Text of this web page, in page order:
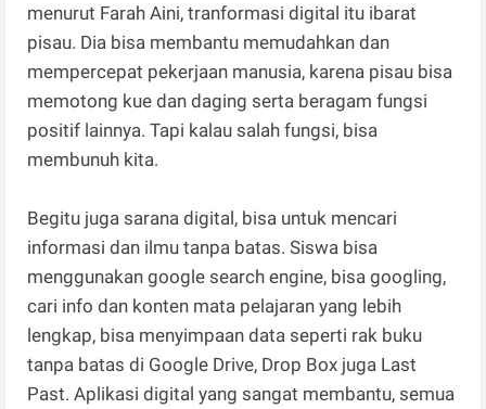
menurut Farah Aini, tranformasi digital itu ibarat
pisau. Dia bisa membantu memudahkan dan
mempercepat pekerjaan manusia, karena pisau bisa
memotong kue dan daging serta beragam fungsi
positif lainnya. Tapi kalau salah fungsi, bisa
membunuh kita.
Begitu juga sarana digital, bisa untuk mencari
informasi dan ilmu tanpa batas. Siswa bisa
menggunakan google search engine, bisa googling,
cari info dan konten mata pelajaran yang lebih
lengkap, bisa menyimpaan data seperti rak buku
tanpa batas di Google Drive, Drop Box juga Last
Past. Aplikasi digital yang sangat membantu, semua